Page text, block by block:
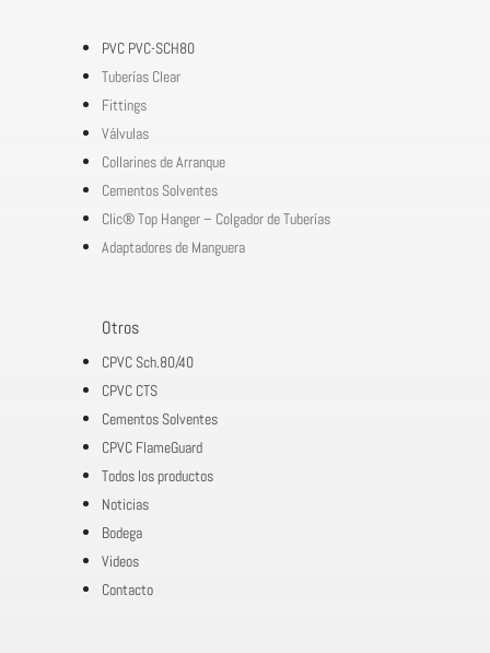
PVC PVC-SCH80
Tuberías Clear
Fittings
Válvulas
Collarines de Arranque
Cementos Solventes
Clic® Top Hanger – Colgador de Tuberías
Adaptadores de Manguera
Otros
CPVC Sch.80/40
CPVC CTS
Cementos Solventes
CPVC FlameGuard
Todos los productos
Noticias
Bodega
Videos
Contacto